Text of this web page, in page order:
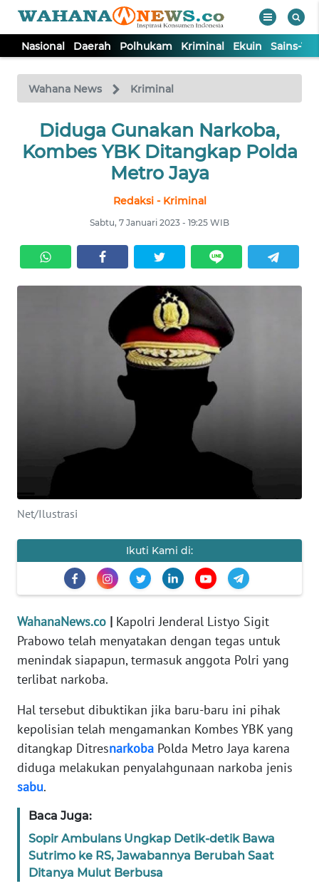
Nasional Daerah Polhukam Kriminal Ekuin Sains-
Wahana News Kriminal
Diduga Gunakan Narkoba,
Kombes YBK Ditangkap Polda
Metro Jaya
Redaksi - Kriminal
Sabtu, 7 Januari 2023 - 19:25 WIB
Net/Ilustrasi
Ikuti Kami di:
WahanaNews.co | Kapolri Jenderal Listyo Sigit
Prabowo telah menyatakan dengan tegas untuk
menindak siapapun, termasuk anggota Polri yang
terlibat narkoba.
Hal tersebut dibuktikan jika baru-baru ini pihak
kepolisian telah mengamankan Kombes YBK yang
ditangkap Ditresnarkoba Polda Metro Jaya karena
diduga melakukan penyalahgunaan narkoba jenis
sabu.
Baca Juga:
Sopir Ambulans Ungkap Detik-detik Bawa
Sutrimo ke RS, Jawabannya Berubah Saat
Ditanya Mulut Berbusa
TV
Tutup
NASIONAL
KRIMINAL
EKUIN
OPINI
Informasi
INDEKS
KONTAK
KAMI
INFO
IKLAN
TENTANG
KAMI